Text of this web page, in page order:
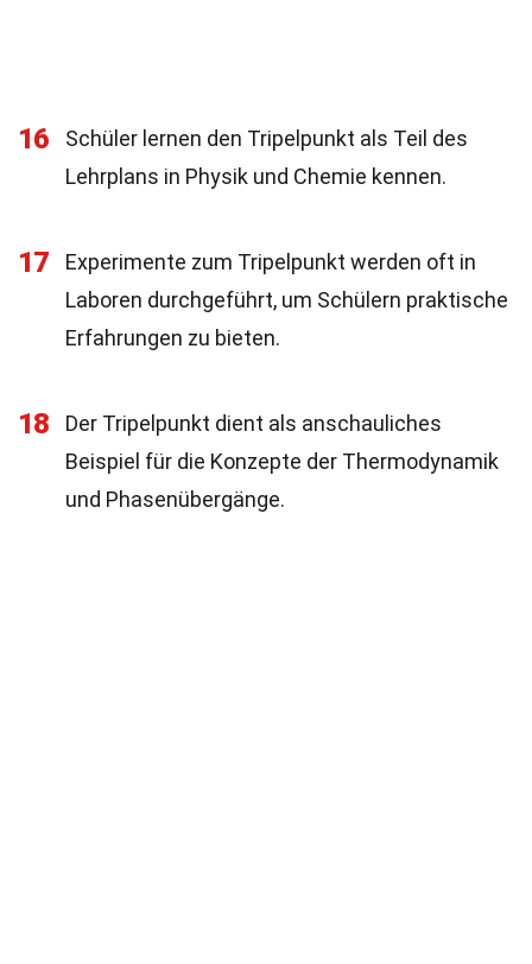
16
Schüler lernen den Tripelpunkt als Teil des
Lehrplans in Physik und Chemie kennen.
17
Experimente zum Tripelpunkt werden oft in
Laboren durchgeführt, um Schülern praktische
Erfahrungen zu bieten.
18
Der Tripelpunkt dient als anschauliches
Beispiel für die Konzepte der Thermodynamik
und Phasenübergänge.